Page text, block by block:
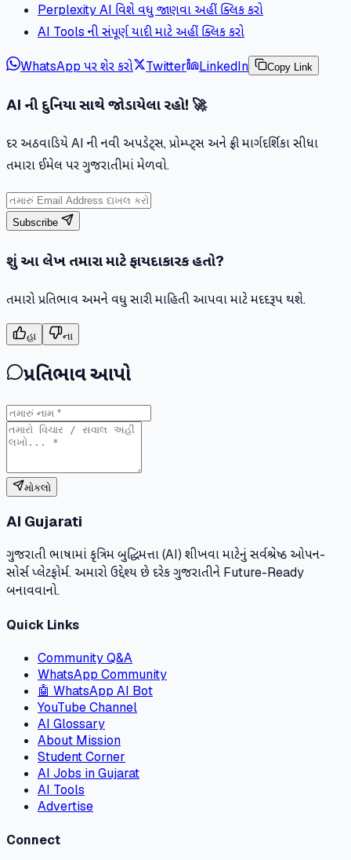
Perplexity AI વિશે વધુ જાણવા અહીં ક્લિક કરો
AI Tools ની સંપૂર્ણ યાદી માટે અહીં ક્લિક કરો
WhatsApp પર શેર કરો Twitter LinkedIn Copy Link
AI ની દુનિયા સાથે જોડાયેલા રહો! 🚀
દર અઠવાડિયે AI ની નવી અપડેટ્સ, પ્રોમ્પ્ટ્સ અને ફ્રી માર્ગદર્શિકા સીધા
તમારા ઈમેલ પર ગુજરાતીમાં મેળવો.
Subscribe
શું આ લેખ તમારા માટે ફાયદાકારક હતો?
તમારો પ્રતિભાવ અમને વધુ સારી માહિતી આપવા માટે મદદરૂપ થશે.
હા ના
પ્રતિભાવ આપો
મોકલો
AI Gujarati
ગુજરાતી ભાષામાં કૃત્રિમ બુદ્ધિમત્તા (AI) શીખવા માટેનું સર્વશ્રેષ્ઠ ઓપન-
સોર્સ પ્લેટફોર્મ. અમારો ઉદ્દેશ્ય છે દરેક ગુજરાતીને Future-Ready
બનાવવાનો.
Quick Links
Community Q&A
WhatsApp Community
🤖 WhatsApp AI Bot
YouTube Channel
AI Glossary
About Mission
Student Corner
AI Jobs in Gujarat
AI Tools
Advertise
Connect